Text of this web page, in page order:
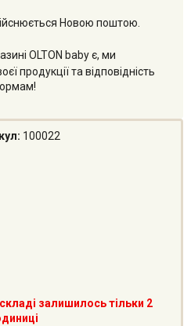
Новою поштою.
OLTON baby є, ми
продукції та відповідність
100022
залишилось тільки 2